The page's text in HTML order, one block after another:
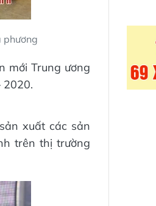
phương
mới Trung ương
2020.
xuất các sản
trên thị trường